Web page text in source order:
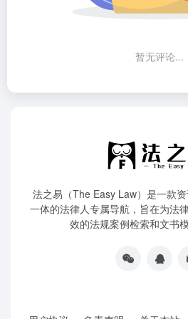
暂无评论...
法之易（The Easy Law）是一款
一体的法律人专属导航，旨在为法
效的法规案例检索和文书